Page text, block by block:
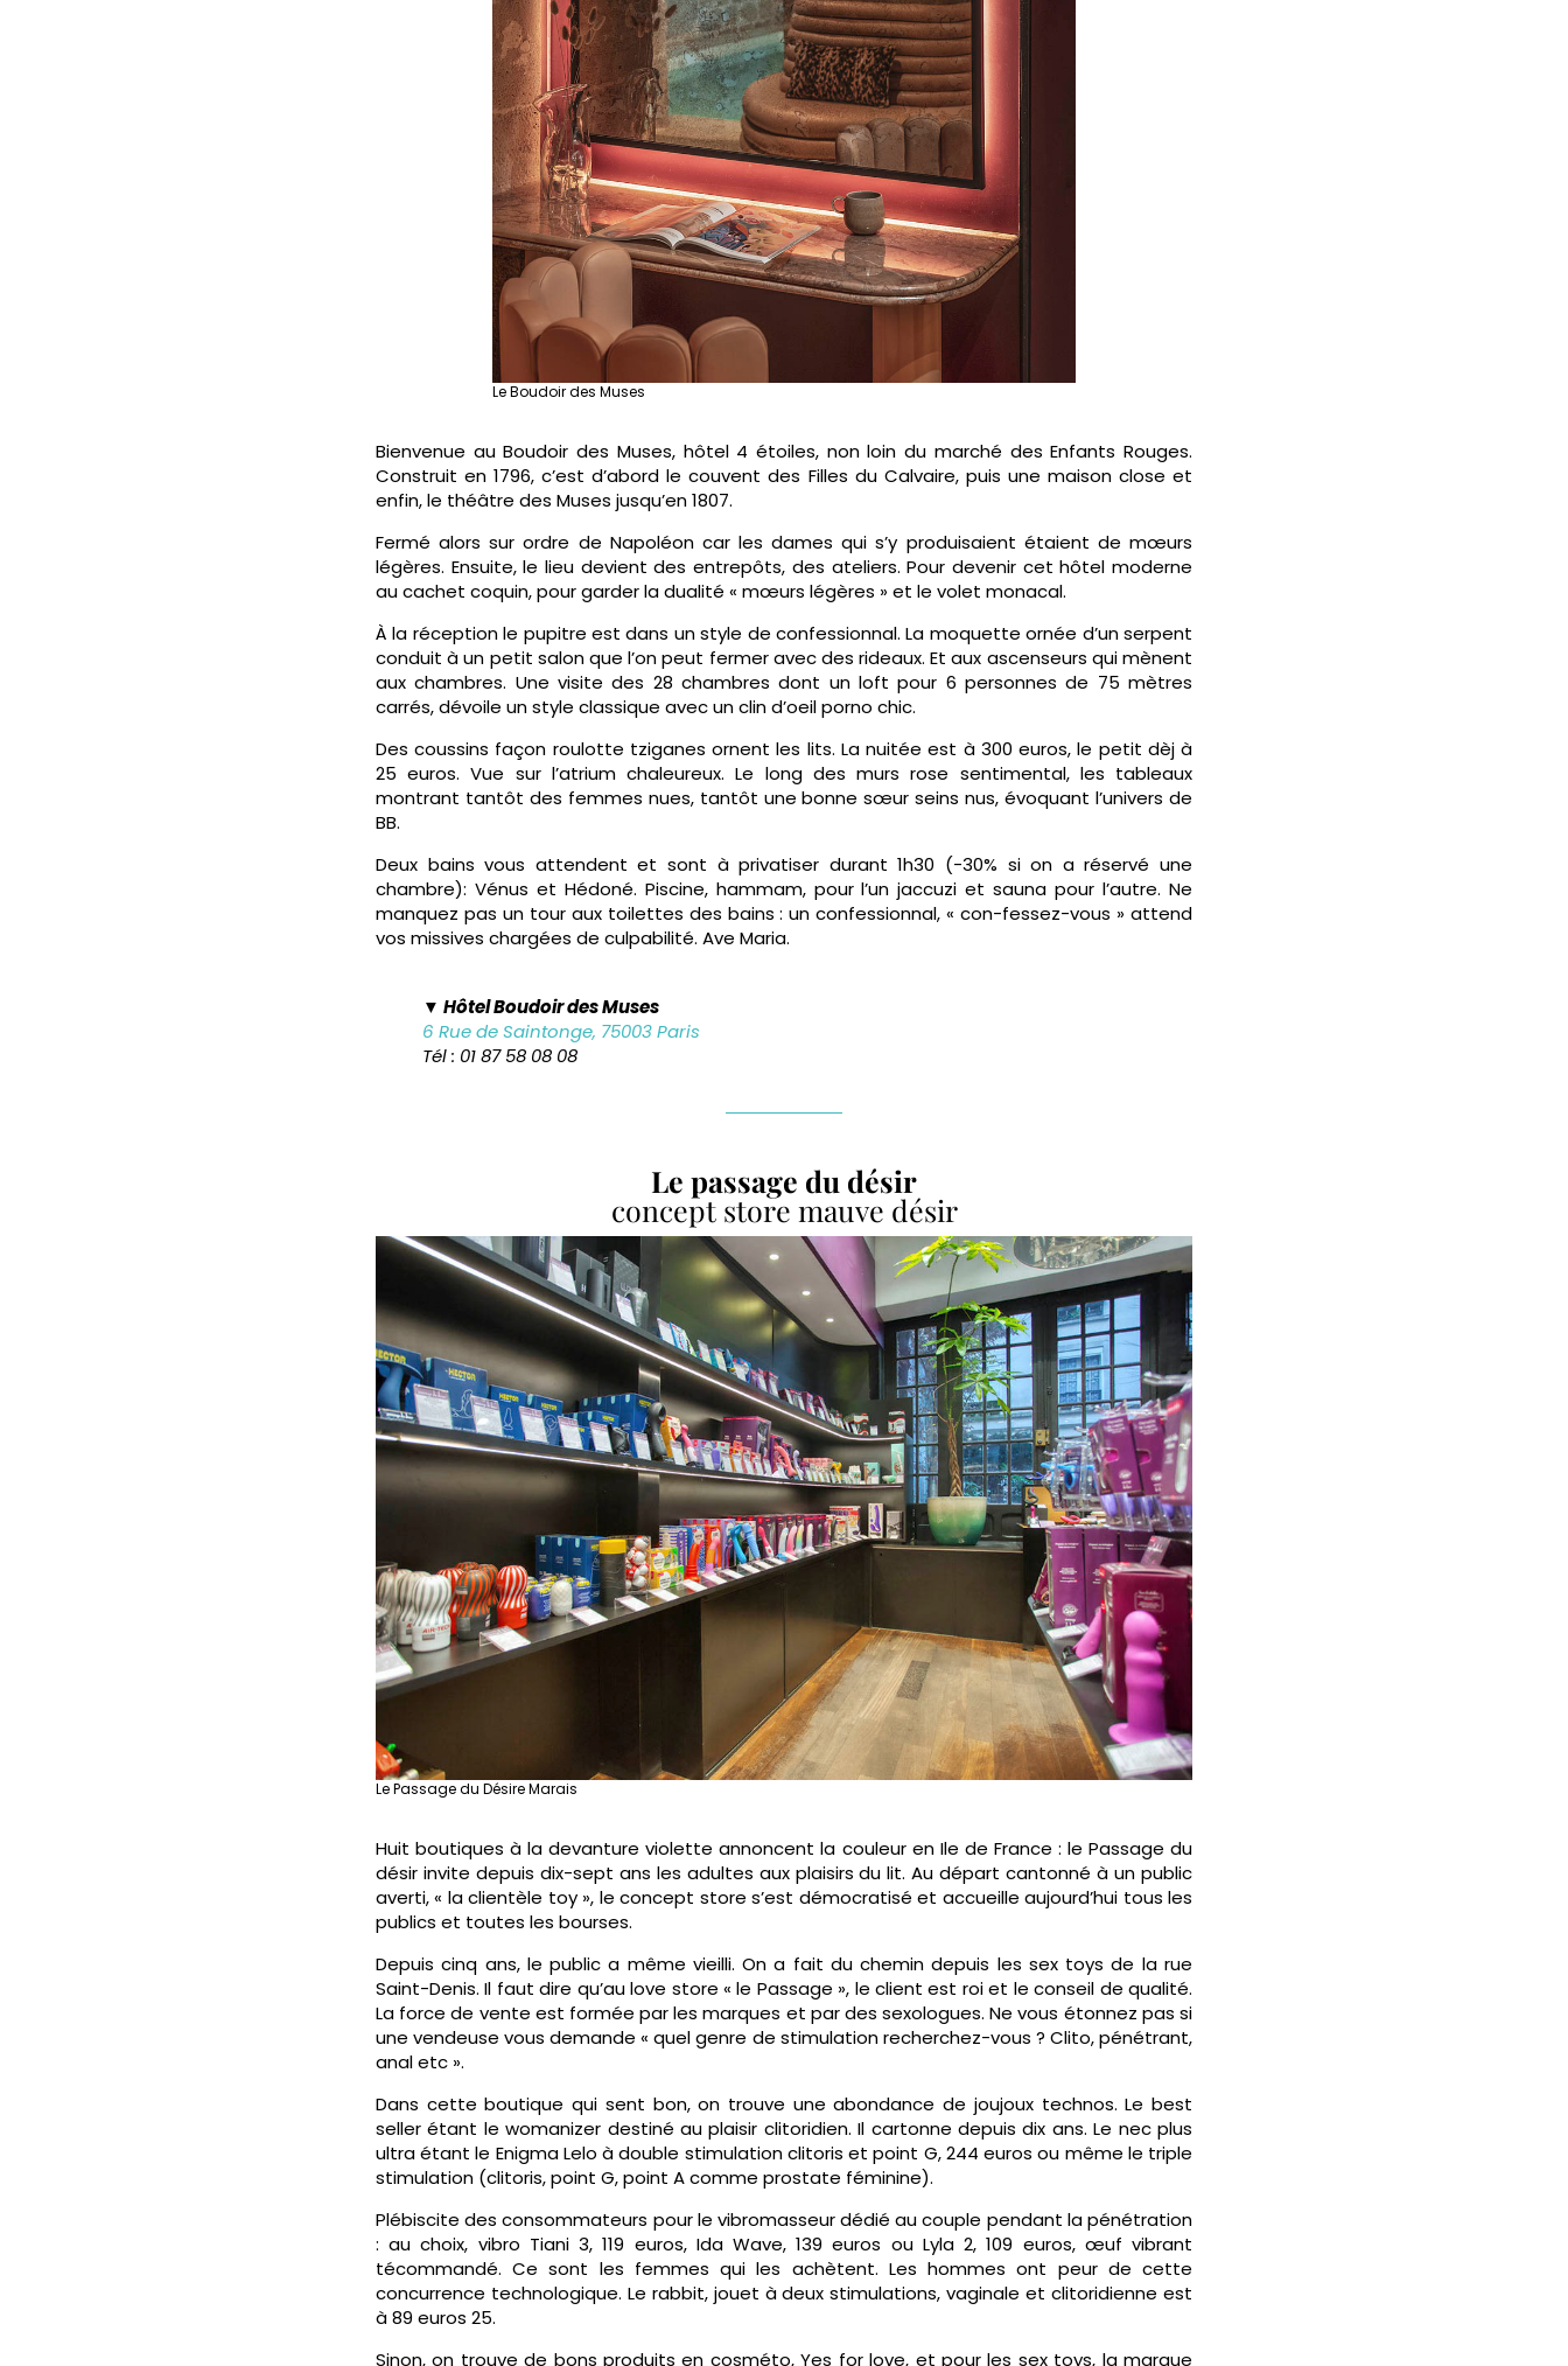
Le Boudoir des Muses
Bienvenue au Boudoir des Muses, hôtel 4 étoiles, non loin du marché des Enfants Rouges.
Construit en 1796, c’est d’abord le couvent des Filles du Calvaire, puis une maison close et
enfin, le théâtre des Muses jusqu’en 1807.
Fermé alors sur ordre de Napoléon car les dames qui s’y produisaient étaient de mœurs
légères. Ensuite, le lieu devient des entrepôts, des ateliers. Pour devenir cet hôtel moderne
au cachet coquin, pour garder la dualité « mœurs légères » et le volet monacal.
À la réception le pupitre est dans un style de confessionnal. La moquette ornée d’un serpent
conduit à un petit salon que l’on peut fermer avec des rideaux. Et aux ascenseurs qui mènent
aux chambres. Une visite des 28 chambres dont un loft pour 6 personnes de 75 mètres
carrés, dévoile un style classique avec un clin d’oeil porno chic.
Des coussins façon roulotte tziganes ornent les lits. La nuitée est à 300 euros, le petit dèj à
25 euros. Vue sur l’atrium chaleureux. Le long des murs rose sentimental, les tableaux
montrant tantôt des femmes nues, tantôt une bonne sœur seins nus, évoquant l’univers de
BB.
Deux bains vous attendent et sont à privatiser durant 1h30 (-30% si on a réservé une
chambre): Vénus et Hédoné. Piscine, hammam, pour l’un jaccuzi et sauna pour l’autre. Ne
manquez pas un tour aux toilettes des bains : un confessionnal, « con-fessez-vous » attend
vos missives chargées de culpabilité. Ave Maria.
▼ Hôtel Boudoir des Muses
6 Rue de Saintonge, 75003 Paris
Tél : 01 87 58 08 08
Le passage du désir
concept store mauve désir
Le Passage du Désire Marais
Huit boutiques à la devanture violette annoncent la couleur en Ile de France : le Passage du
désir invite depuis dix-sept ans les adultes aux plaisirs du lit. Au départ cantonné à un public
averti, « la clientèle toy », le concept store s’est démocratisé et accueille aujourd’hui tous les
publics et toutes les bourses.
Depuis cinq ans, le public a même vieilli. On a fait du chemin depuis les sex toys de la rue
Saint-Denis. Il faut dire qu’au love store « le Passage », le client est roi et le conseil de qualité.
La force de vente est formée par les marques et par des sexologues. Ne vous étonnez pas si
une vendeuse vous demande « quel genre de stimulation recherchez-vous ? Clito, pénétrant,
anal etc ».
Dans cette boutique qui sent bon, on trouve une abondance de joujoux technos. Le best
seller étant le womanizer destiné au plaisir clitoridien. Il cartonne depuis dix ans. Le nec plus
ultra étant le Enigma Lelo à double stimulation clitoris et point G, 244 euros ou même le triple
stimulation (clitoris, point G, point A comme prostate féminine).
Plébiscite des consommateurs pour le vibromasseur dédié au couple pendant la pénétration
: au choix, vibro Tiani 3, 119 euros, Ida Wave, 139 euros ou Lyla 2, 109 euros, œuf vibrant
técommandé. Ce sont les femmes qui les achètent. Les hommes ont peur de cette
concurrence technologique. Le rabbit, jouet à deux stimulations, vaginale et clitoridienne est
à 89 euros 25.
Sinon, on trouve de bons produits en cosméto, Yes for love, et pour les sex toys, la marque